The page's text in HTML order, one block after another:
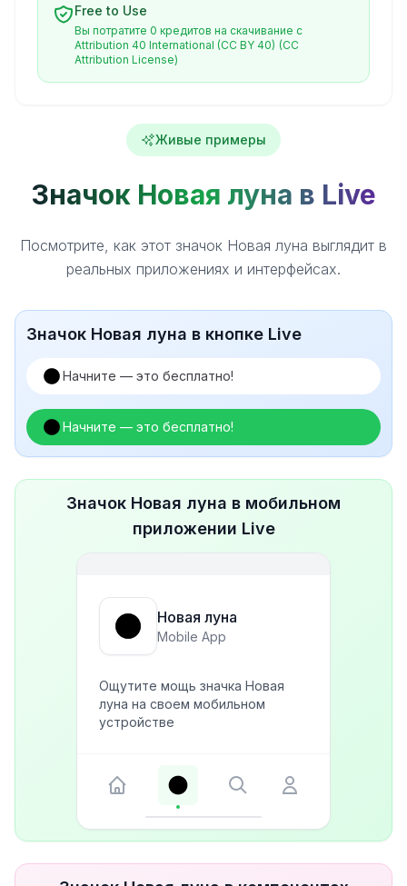
Free to Use
Вы потратите 0 кредитов на скачивание с
Attribution 40 International (CC BY 40) (CC
Attribution License)
Живые примеры
Значок Новая луна в Live
Посмотрите, как этот значок Новая луна выглядит в
реальных приложениях и интерфейсах.
Значок Новая луна в кнопке Live
Начните — это бесплатно!
Начните — это бесплатно!
Значок Новая луна в мобильном
приложении Live
Новая луна
Mobile App
Ощутите мощь значка Новая
луна на своем мобильном
устройстве